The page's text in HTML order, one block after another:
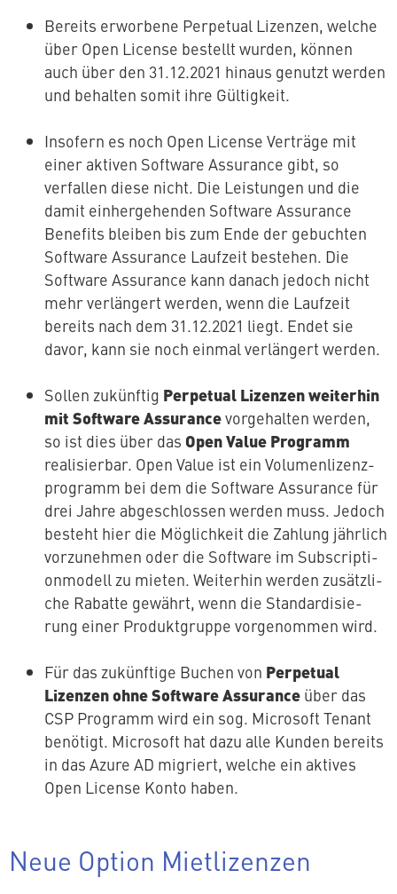
Bereits erworbene Perpetual Lizenzen, welche
über Open License bestellt wurden, können
auch über den 31.12.2021 hinaus genutzt werden
und behalten somit ihre Gültigkeit.
Insofern es noch Open License Verträge mit
einer aktiven Software Assurance gibt, so
verfallen diese nicht. Die Leis­tun­gen und die
damit ein­her­ge­hen­den Software Assurance
Benefits bleiben bis zum Ende der gebuchten
Software Assurance Laufzeit bestehen. Die
Software Assurance kann danach jedoch nicht
mehr ver­län­gert werden, wenn die Laufzeit
bereits nach dem 31.12.2021 liegt. Endet sie
davor, kann sie noch einmal ver­län­gert werden.
Sollen zukünftig Perpetual Lizenzen weiterhin
mit Software Assurancevor­ge­hal­ten werden,
so ist dies über das Open Value Programm
rea­li­sier­bar. Open Value ist ein Vo­lu­men­li­zenz­
pro­gramm bei dem die Software Assurance für
drei Jahre ab­ge­schlos­sen werden muss. Jedoch
besteht hier die Mög­lich­keit die Zahlung jährlich
vor­zu­neh­men oder die Software im Sub­scrip­ti­
on­mo­dell zu mieten. Weiterhin werden zu­sätz­li­
che Rabatte gewährt, wenn die Stan­dar­di­sie­
rung einer Pro­dukt­grup­pe vor­ge­nom­men wird.
Für das zu­künf­ti­ge Buchen von Perpetual
Lizenzen ohne Software Assurance über das
CSP Programm wird ein sog. Microsoft Tenant
benötigt. Microsoft hat dazu alle Kunden bereits
in das Azure AD migriert, welche ein aktives
Open License Konto haben.
Neue Option Mietlizenzen